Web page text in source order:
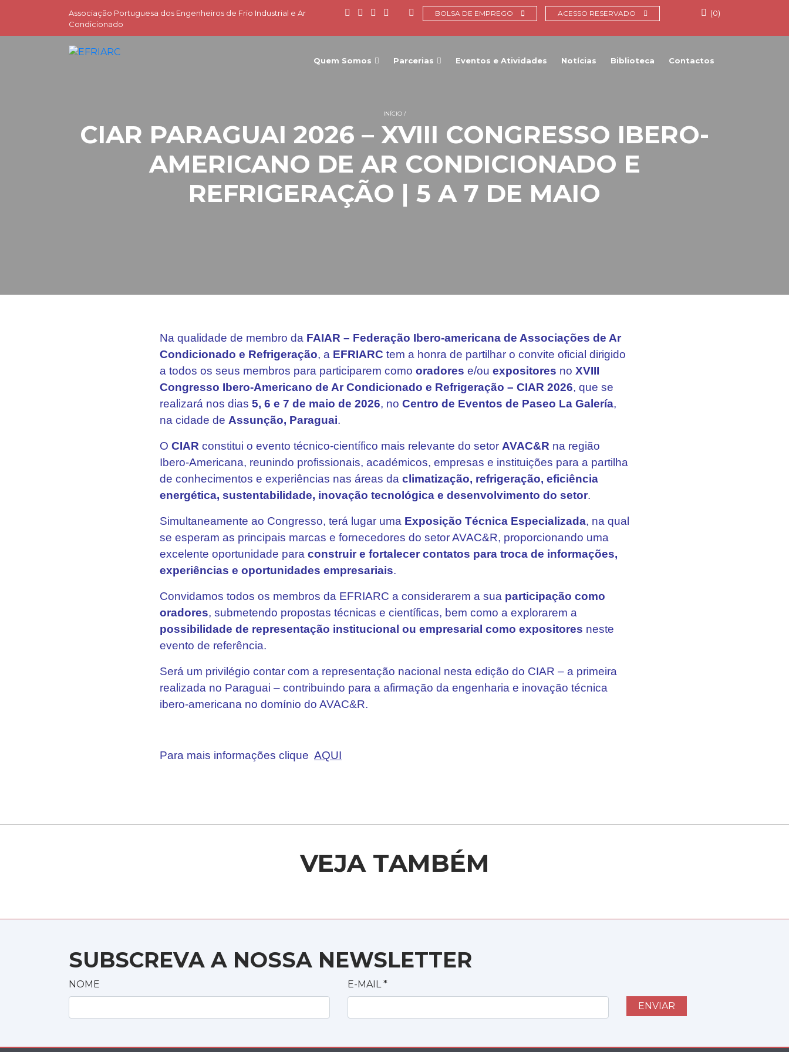
Associação Portuguesa dos Engenheiros de Frio Industrial e Ar
Condicionado
BOLSA DE EMPREGO ACESSO RESERVADO (0)
Quem Somos Parcerias Eventos e Atividades Notícias Biblioteca Contactos
INÍCIO
CIAR PARAGUAI 2026 – XVIII CONGRESSO IBERO-
AMERICANO DE AR CONDICIONADO E
REFRIGERAÇÃO | 5 A 7 DE MAIO
Na qualidade de membro da FAIAR – Federação Ibero-americana de Associações de Ar
Condicionado e Refrigeração, a EFRIARC tem a honra de partilhar o convite oficial dirigido
a todos os seus membros para participarem como oradores e/ou expositores no XVIII
Congresso Ibero-Americano de Ar Condicionado e Refrigeração – CIAR 2026, que se
realizará nos dias 5, 6 e 7 de maio de 2026, no Centro de Eventos de Paseo La Galería,
na cidade de Assunção, Paraguai.
O CIAR constitui o evento técnico-científico mais relevante do setor AVAC&R na região
Ibero-Americana, reunindo profissionais, académicos, empresas e instituições para a partilha
de conhecimentos e experiências nas áreas da climatização, refrigeração, eficiência
energética, sustentabilidade, inovação tecnológica e desenvolvimento do setor.
Simultaneamente ao Congresso, terá lugar uma Exposição Técnica Especializada, na qual
se esperam as principais marcas e fornecedores do setor AVAC&R, proporcionando uma
excelente oportunidade para construir e fortalecer contatos para troca de informações,
experiências e oportunidades empresariais.
Convidamos todos os membros da EFRIARC a considerarem a sua participação como
oradores, submetendo propostas técnicas e científicas, bem como a explorarem a
possibilidade de representação institucional ou empresarial como expositores neste
evento de referência.
Será um privilégio contar com a representação nacional nesta edição do CIAR – a primeira
realizada no Paraguai – contribuindo para a afirmação da engenharia e inovação técnica
ibero-americana no domínio do AVAC&R.
Para mais informações clique AQUI
VEJA TAMBÉM
SUBSCREVA A NOSSA NEWSLETTER
NOME E-MAIL*